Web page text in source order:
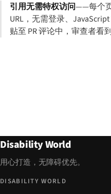
引用无需特权访问——每个
URL，无需登录、
贴至 PR 评论中，审查者看
Disability World
用心打造，无障碍优先。
DISABILITY WORLD